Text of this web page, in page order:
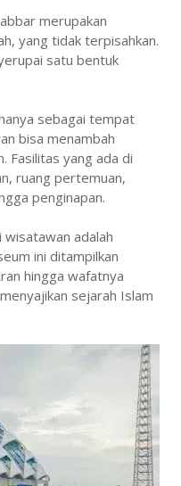
merupakan
yang tidak terpisahkan.
satu bentuk
sebagai tempat
bisa menambah
Fasilitas yang ada di
ruang pertemuan,
penginapan.
wisatawan adalah
ini ditampilkan
hingga wafatnya
sejarah Islam